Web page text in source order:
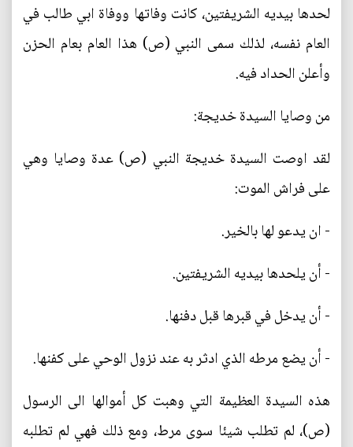
لحدها بيديه الشريفتين، كانت وفاتها ووفاة ابي طالب في
العام نفسه، لذلك سمى النبي (ص) هذا العام بعام الحزن
وأعلن الحداد فيه.
من وصايا السيدة خديجة:
لقد اوصت السيدة خديجة النبي (ص) عدة وصايا وهي
على فراش الموت:
- ان يدعو لها بالخير.
- أن يلحدها بيديه الشريفتين.
- أن يدخل في قبرها قبل دفنها.
- أن يضع مرطه الذي ادثر به عند نزول الوحي على كفنها.
هذه السيدة العظيمة التي وهبت كل أموالها الى الرسول
(ص)، لم تطلب شيئا سوى مرط، ومع ذلك فهي لم تطلبه